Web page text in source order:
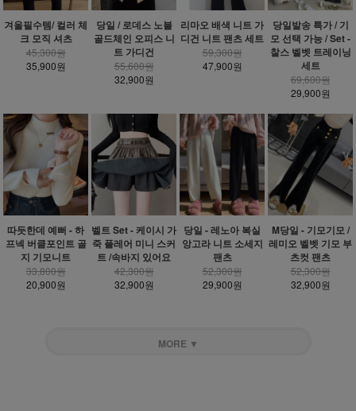
겨울필수템/ 컬러 체
크 모직 셔츠
45,300원
35,900원
당일 / 로데스 노블
골드체인 오피스 니
트 가디건
55,600원
32,900원
리마오 배색 니트 가
디건 니트 팬츠 세트
59,300원
47,900원
당일발송 특가 / 기
모 선택 가능 / Set -
찰스 벨벳 트레이닝
세트
69,600원
29,900원
따듯한데 예뻐 - 하
프넥 버클포인트 골
지 기모니트
33,800원
20,900원
벨트 Set - 케이시 가
죽 플레어 미니 스커
트 /속바지 있어요
42,300원
32,900원
당일 - 레노아 복실
앙고라 니트 소세지
팬츠
52,300원
29,900원
M당일 - 기모기모 /
레미오 벨벳 기모 부
츠컷 팬츠
52,300원
32,900원
MORE ▼